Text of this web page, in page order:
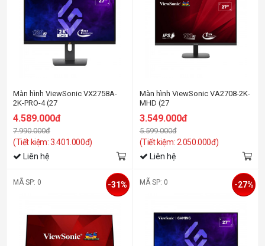
Màn hình ViewSonic VX2758A-
2K-PRO-4 (27
4.589.000đ
7.990.000đ
(Tiết kiệm: 3.401.000đ)
Liên hệ
Màn hình ViewSonic VA2708-2K-
MHD (27
3.549.000đ
5.599.000đ
(Tiết kiệm: 2.050.000đ)
Liên hệ
MÃ SP: 0 -31% MÃ SP: 0 -27%